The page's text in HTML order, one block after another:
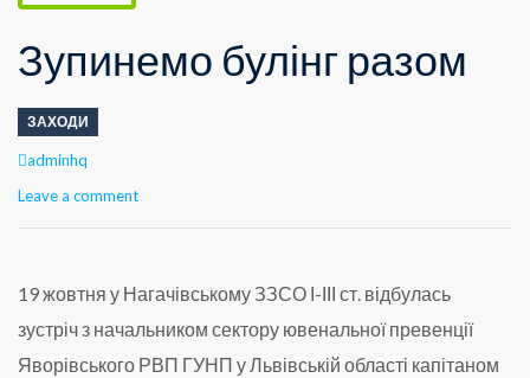
Зупинемо булінг разом
ЗАХОДИ
Author
adminhq
Leave a comment
19 жовтня у Нагачівському ЗЗСО І-ІІІ ст. відбулась
зустріч з начальником сектору ювенальної превенції
Яворівського РВП ГУНП у Львівській області капітаном